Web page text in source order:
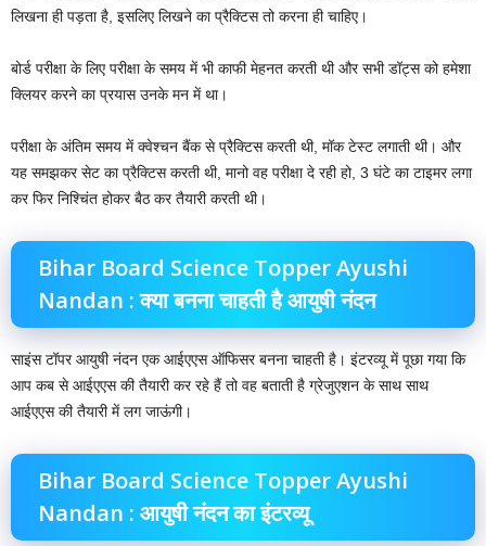
लिखना ही पड़ता है, इसलिए लिखने का प्रैक्टिस तो करना ही चाहिए।
बोर्ड परीक्षा के लिए परीक्षा के समय में भी काफी मेहनत करती थी और सभी डॉट्स को हमेशा
क्लियर करने का प्रयास उनके मन में था।
परीक्षा के अंतिम समय में क्वेश्चन बैंक से प्रैक्टिस करती थी, मॉक टेस्ट लगाती थी। और
यह समझकर सेट का प्रैक्टिस करती थी, मानो वह परीक्षा दे रही हो, 3 घंटे का टाइमर लगा
कर फिर निश्चिंत होकर बैठ कर तैयारी करती थी।
Bihar Board Science Topper Ayushi
Nandan : क्या बनना चाहती है आयुषी नंदन
साइंस टॉपर आयुषी नंदन एक आईएएस ऑफिसर बनना चाहती है। इंटरव्यू में पूछा गया कि
आप कब से आईएएस की तैयारी कर रहे हैं तो वह बताती है ग्रेजुएशन के साथ साथ
आईएएस की तैयारी में लग जाऊंगी।
Bihar Board Science Topper Ayushi
Nandan : आयुषी नंदन का इंटरव्यू